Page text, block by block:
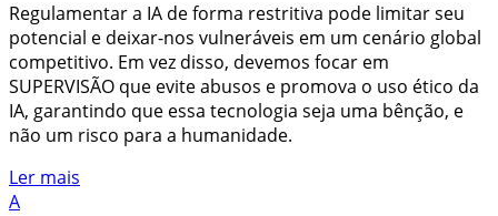
Regulamentar a IA de forma restritiva pode limitar seu
potencial e deixar-nos vulneráveis em um cenário global
competitivo. Em vez disso, devemos focar em
SUPERVISÃO que evite abusos e promova o uso ético da
IA, garantindo que essa tecnologia seja uma bênção, e
não um risco para a humanidade.
Ler mais
A